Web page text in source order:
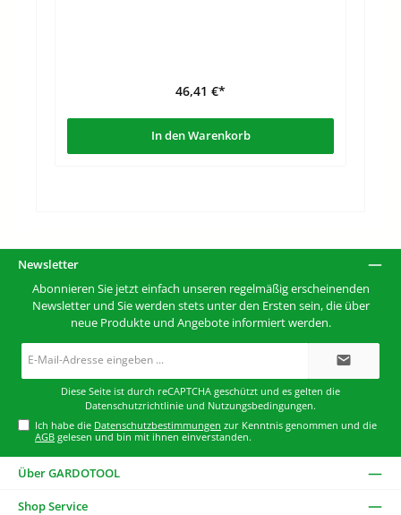
46,41 €*
In den Warenkorb
Newsletter
Abonnieren Sie jetzt einfach unseren regelmäßig erscheinenden
Newsletter und Sie werden stets unter den Ersten sein, die über
neue Produkte und Angebote informiert werden.
Diese Seite ist durch reCAPTCHA geschützt und es gelten die
Datenschutzrichtlinie und Nutzungsbedingungen.
Ich habe die Datenschutzbestimmungen zur Kenntnis genommen und die
AGB gelesen und bin mit ihnen einverstanden.
Über GARDOTOOL
Shop Service